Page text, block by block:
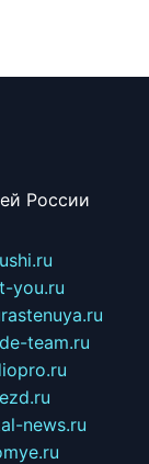
России
you.ru
rastenuya.ru
team.ru
news.ru